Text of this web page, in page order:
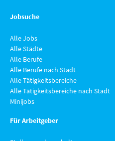
Jobsuche
Alle Jobs
Alle Städte
Alle Berufe
Alle Berufe nach Stadt
Alle Tätigkeitsbereiche
Alle Tätigkeitsbereiche nach Stadt
Minijobs
Für Arbeitgeber